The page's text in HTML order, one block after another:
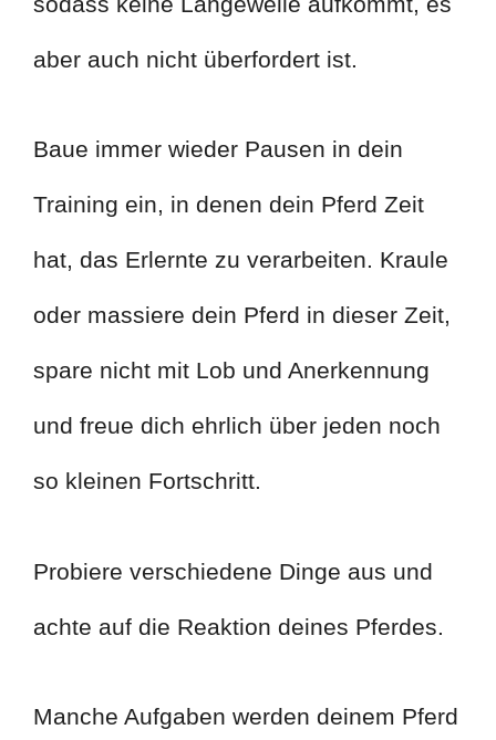
aber auch nicht überfordert ist.
Baue immer wieder Pausen in dein
Training ein, in denen dein Pferd Zeit
hat, das Erlernte zu verarbeiten. Kraule
oder massiere dein Pferd in dieser Zeit,
spare nicht mit Lob und Anerkennung
und freue dich ehrlich über jeden noch
so kleinen Fortschritt.
Probiere verschiedene Dinge aus und
achte auf die Reaktion deines Pferdes.
Manche Aufgaben werden deinem Pferd